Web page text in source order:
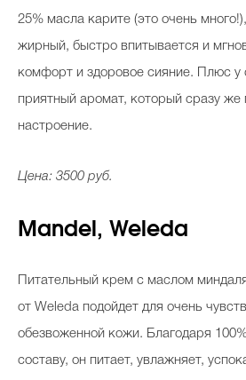
25% масла карите (это очень
жирный, быстро впитывается и
комфорт и здоровое сияние. Плюс у
приятный аромат, который сразу же
настроение.
Цена: 3500 руб.
Mandel, Weleda
Питательный крем с маслом
от Weleda подойдет для очень
обезвоженной кожи. Благодаря
составу, он питает, увлажняет,